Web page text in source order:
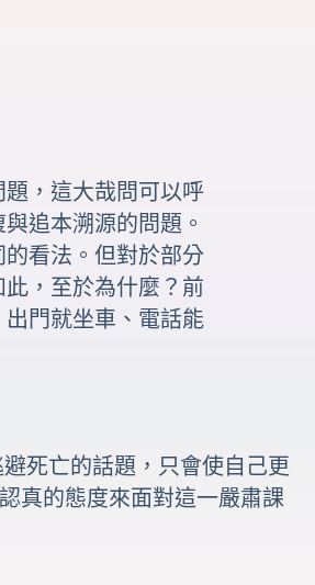
，這大哉問可以呼
追本溯源的問題。
看法。但對於部分
，至於為什麼？前
門就坐車、電話能
避死亡的話題，只會使自己更
真的態度來面對這一嚴肅課